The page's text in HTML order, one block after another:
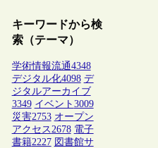
キーワードから検
索（テーマ）
学術情報流通4348
デジタル化4098 デ
ジタルアーカイブ
3349 イベント 3009
災害2753 オープン
アクセス 2678 電子
書籍2227 図書館サ